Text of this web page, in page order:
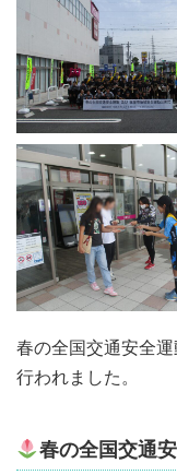
春の全国交通安全
行われました。
春の全国交通